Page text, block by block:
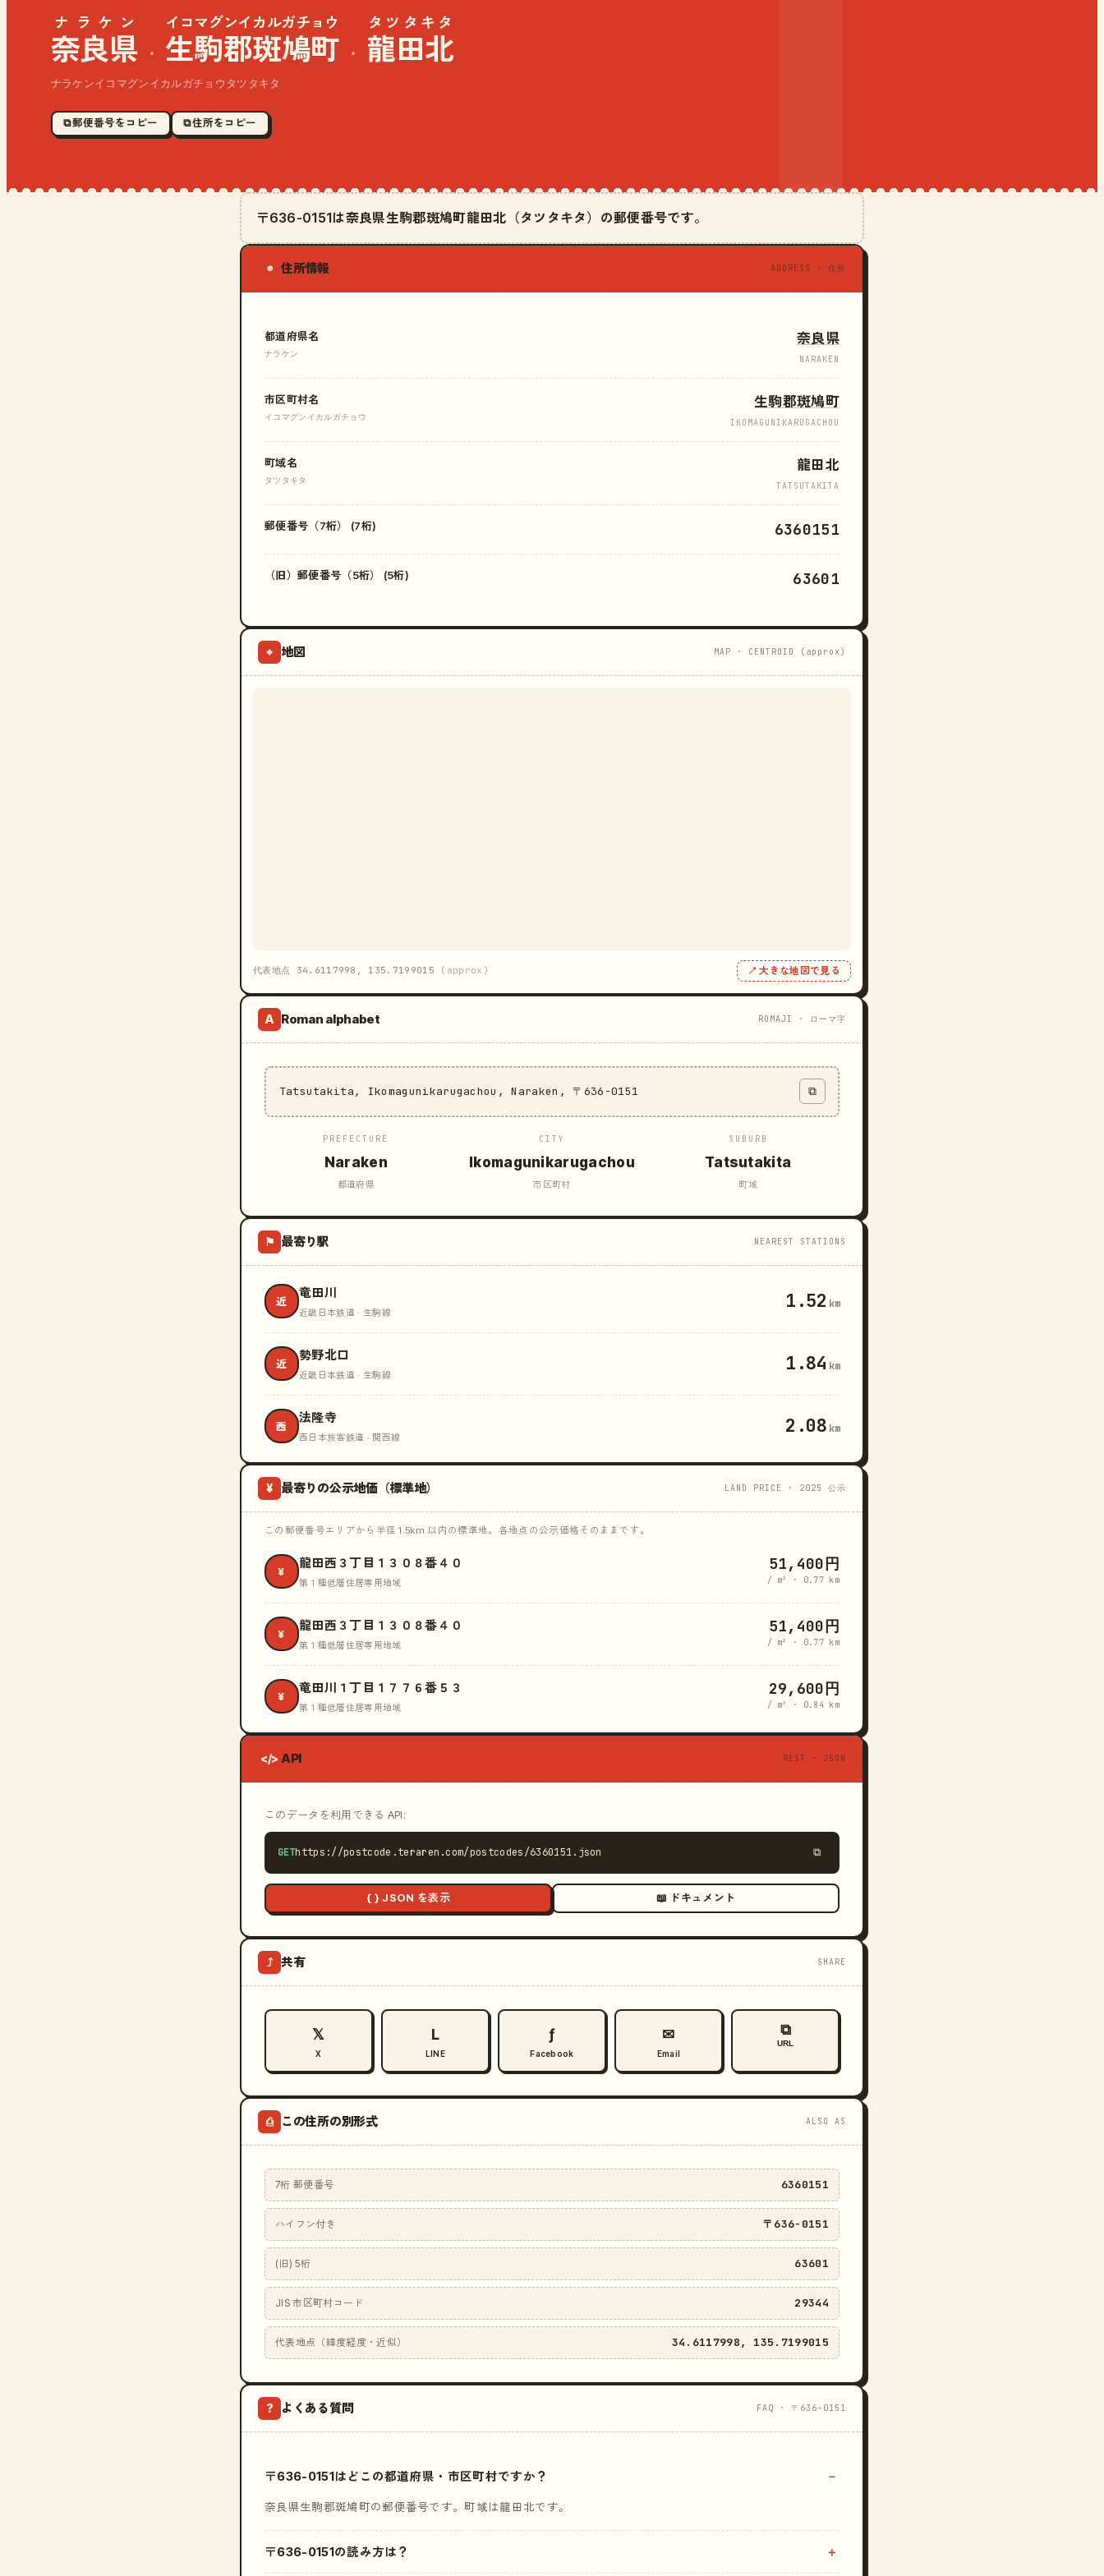
奈良県
ナラケン
· 生駒郡斑鳩町
イコマグンイカルガチョウ
· 龍田北
タツタキタ
ナラケンイコマグンイカルガチョウタツタキタ
⧉ 郵便番号をコピー ⧉ 住所をコピー
〒636-0151は奈良県生駒郡斑鳩町龍田北（タツタキタ）の郵便番号です。
◉ 住所情報 ADDRESS · 住所
都道府県名
ナラケン
奈良県
NARAKEN
市区町村名
イコマグンイカルガチョウ
生駒郡斑鳩町
IKOMAGUNIKARUGACHOU
町域名
タツタキタ
龍田北
TATSUTAKITA
郵便番号（7桁） (7桁) 6360151
（旧）郵便番号（5桁） (5桁) 63601
⌖ 地図 MAP · CENTROID (approx)
代表地点 34.6117998, 135.7199015 (approx) ↗ 大きな地図で見る
A Roman alphabet ROMAJI · ローマ字
Tatsutakita, Ikomagunikarugachou, Naraken, 〒636-0151 ⧉
PREFECTURE
Naraken
都道府県
CITY
Ikomagunikarugachou
市区町村
SUBURB
Tatsutakita
町域
⚑ 最寄り駅 NEAREST STATIONS
近
竜田川
近畿日本鉄道 · 生駒線 1.52 km
近
勢野北口
近畿日本鉄道 · 生駒線 1.84 km
西
法隆寺
西日本旅客鉄道 · 関西線 2.08 km
¥ 最寄りの公示地価（標準地） LAND PRICE · 2025 公示
この郵便番号エリアから半径 1.5km 以内の標準地。各地点の公示価格そのままです。
¥
龍田西３丁目１３０８番４０
第１種低層住居専用地域
51,400円
/ m² · 0.77 km
¥
龍田西３丁目１３０８番４０
第１種低層住居専用地域
51,400円
/ m² · 0.77 km
¥
竜田川１丁目１７７６番５３
第１種低層住居専用地域
29,600円
/ m² · 0.84 km
</> API REST · JSON
このデータを利用できる API:
GEThttps://postcode.teraren.com/postcodes/6360151.json ⧉
{ } JSON を表示 📖 ドキュメント
⤴ 共有 SHARE
𝕏
X
L
LINE
ƒ
Facebook
✉
Email
⧉
URL
⎙ この住所の別形式 ALSO AS
7桁 郵便番号 6360151
ハイフン付き 〒636-0151
(旧) 5桁 63601
JIS 市区町村コード 29344
代表地点（緯度経度・近似） 34.6117998, 135.7199015
? よくある質問 FAQ · 〒636-0151
〒636-0151はどこの都道府県・市区町村ですか？
奈良県生駒郡斑鳩町の郵便番号です。町域は龍田北です。
〒636-0151の読み方は？